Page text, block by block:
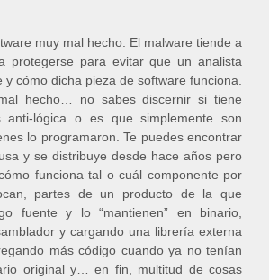
muy mal hecho. El malware tiende a
protegerse para evitar que un analista
y cómo dicha pieza de software funciona.
hecho… no sabes discernir si tiene
anti-lógica o es que simplemente son
lo programaron. Te puedes encontrar
y se distribuye desde hace años pero
funciona tal o cuál componente por
partes de un producto de la que
fuente y lo “mantienen” en binario,
y cargando una librería externa
más código cuando ya no tenían
original y… en fin, multitud de cosas